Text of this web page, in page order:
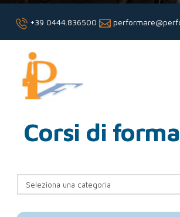
+39 0444.836500
Performare
Corsi di